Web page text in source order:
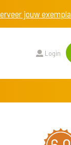
jouw
Login